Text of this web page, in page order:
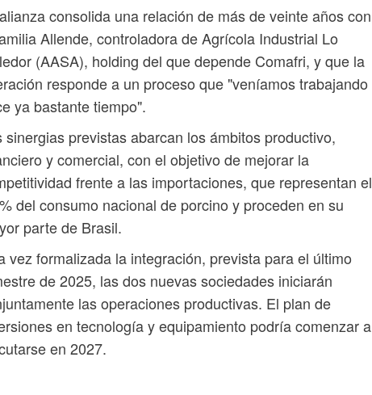
consolida una relación de más de veinte años con
Allende, controladora de Agrícola Industrial Lo
(AASA), holding del que depende Comafri, y que la
responde a un proceso que "veníamos trabajando
ya bastante tiempo".
sinergias previstas abarcan los ámbitos productivo,
y comercial, con el objetivo de mejorar la
frente a las importaciones, que representan el
del consumo nacional de porcino y proceden en su
parte de Brasil.
vez formalizada la integración, prevista para el último
de 2025, las dos nuevas sociedades iniciarán
las operaciones productivas. El plan de
en tecnología y equipamiento podría comenzar a
en 2027.